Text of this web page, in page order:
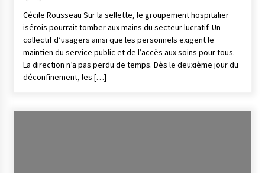
Cécile Rousseau Sur la sellette, le groupement hospitalier
isérois pourrait tomber aux mains du secteur lucratif. Un
collectif d’usagers ainsi que les personnels exigent le
maintien du service public et de l’accès aux soins pour tous.
La direction n’a pas perdu de temps. Dès le deuxième jour du
déconfinement, les […]